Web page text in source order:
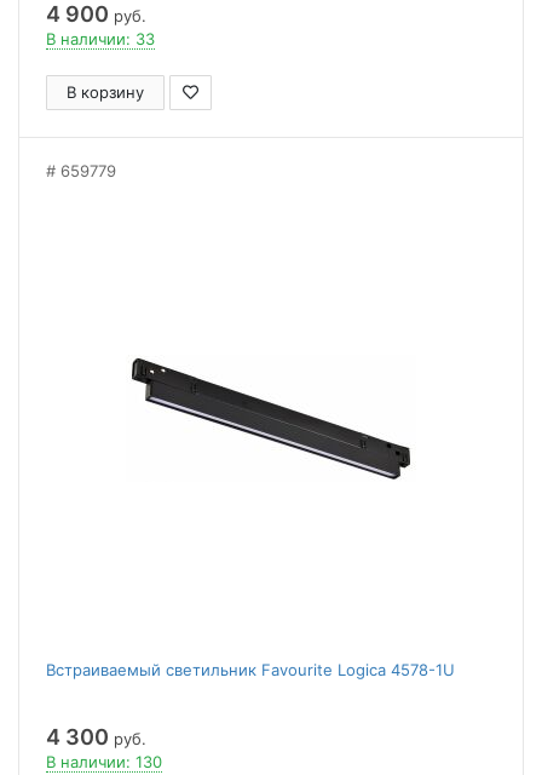
4 900 руб.
В наличии: 33
В корзину
659779
Встраиваемый светильник Favourite Logica 4578-1U
4 300 руб.
В наличии: 130